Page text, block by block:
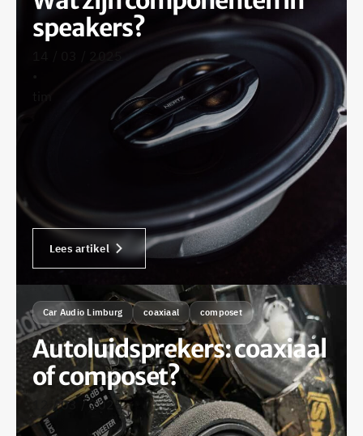
speakers?
Lees artikel
Car Audio Limburg coaxiaal composet
Autoluidsprekers: coaxiaal
of composet?
12 / 03 / 2025
•